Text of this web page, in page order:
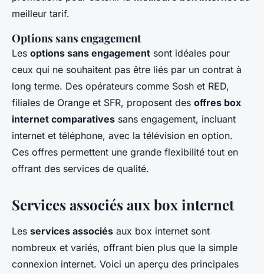
meilleur tarif.
Options sans engagement
Les options sans engagement sont idéales pour
ceux qui ne souhaitent pas être liés par un contrat à
long terme. Des opérateurs comme Sosh et RED,
filiales de Orange et SFR, proposent des offres box
internet comparatives sans engagement, incluant
internet et téléphone, avec la télévision en option.
Ces offres permettent une grande flexibilité tout en
offrant des services de qualité.
Services associés aux box internet
Les services associés aux box internet sont
nombreux et variés, offrant bien plus que la simple
connexion internet. Voici un aperçu des principales